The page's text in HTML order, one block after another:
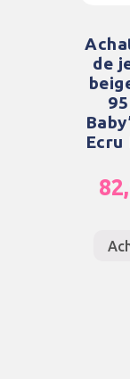
de
Ecru